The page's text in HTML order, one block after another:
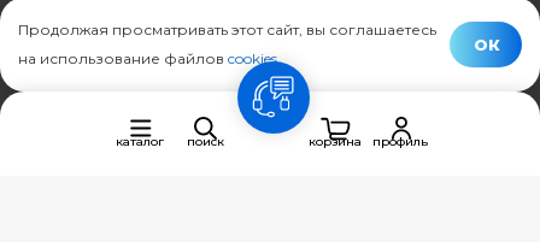
Политика конфиденциальности
© Ifreez - продажа и установка климатической техники,
каталог поиск
связь
корзина
профиль
Продолжая просматривать этот сайт, вы соглашаетесь
на использование файлов cookies.
ОК